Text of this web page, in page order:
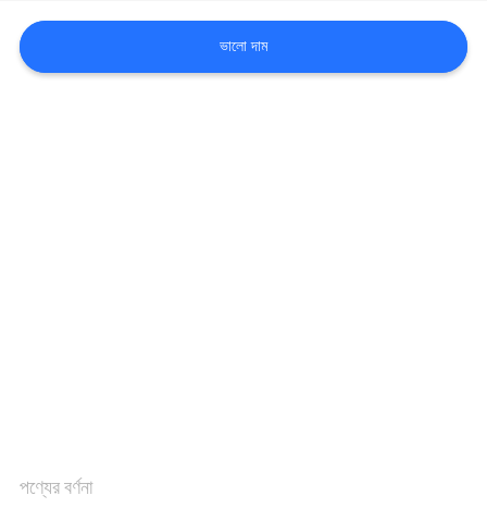
উদ্ধৃতির
জন্য
ভালো দাম
পণ্যের বর্ণনা